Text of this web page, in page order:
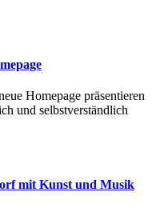
Homepage präsentieren
und selbstverständlich
mit Kunst und Musik